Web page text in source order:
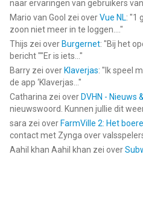
naar ervaringen van gebruikers van
Mario van Gool zei overVue NL: "1
zoon niet meer in te loggen.... "
Thijs zei over Burgernet: "Bij het
bericht ""Er is iets... "
Barry zei over Klaverjas: " Ik speel
de app ‘Klaverjas... "
Catharina zei over DVHN - Nieuws
nieuwswoord. Kunnen jullie dit weer
sara zei over FarmVille 2: Het
contact met Zynga over valsspelers
Aahil khan Aahil khan zei over